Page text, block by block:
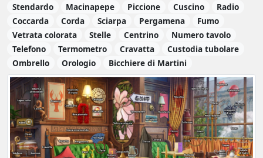
Stendardo
Macinapepe Piccione Cuscino
Radio
Coccarda
Corda Sciarpa Pergamena
Fumo
Vetrata colorata
Stelle Centrino
Numero tavolo
Telefono
Termometro Cravatta
Custodia tubolare
Ombrello
Orologio Bicchiere di Martini